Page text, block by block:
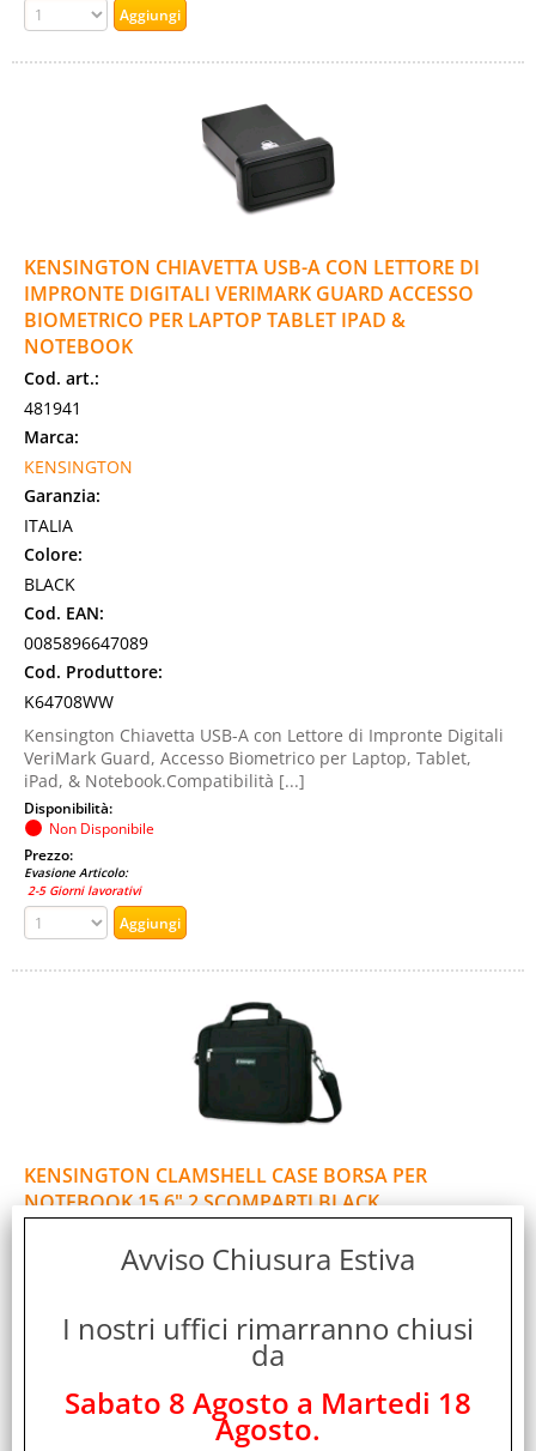
KENSINGTON CHIAVETTA USB-A CON LETTORE DI
IMPRONTE DIGITALI VERIMARK GUARD ACCESSO
BIOMETRICO PER LAPTOP TABLET IPAD &
NOTEBOOK
Cod. art.:
481941
Marca:
KENSINGTON
Garanzia:
ITALIA
Colore:
BLACK
Cod. EAN:
0085896647089
Cod. Produttore:
K64708WW
Kensington Chiavetta USB-A con Lettore di Impronte Digitali
VeriMark Guard, Accesso Biometrico per Laptop, Tablet,
iPad, & Notebook.Compatibilità [...]
Disponibilità:
Non Disponibile
Prezzo:
Evasione Articolo:
2-5 Giorni lavorativi
KENSINGTON CLAMSHELL CASE BORSA PER
NOTEBOOK 15.6" 2 SCOMPARTI BLACK
KENSINGTON
Colore:
Avviso Chiusura Estiva
I nostri uffici rimarranno chiusi
da
Sabato 8 Agosto a Martedi 18
Agosto.